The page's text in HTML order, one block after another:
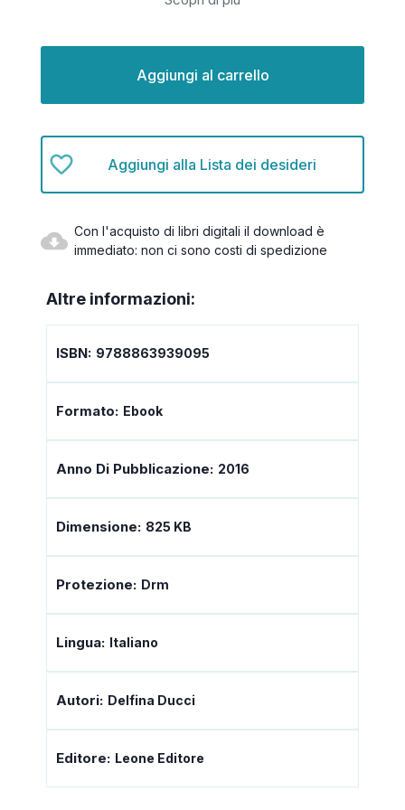
Aggiungi alla Lista dei desideri
Con l'acquisto di libri digitali il download è
immediato: non ci sono costi di spedizione
Altre informazioni:
ISBN: 9788863939095
Formato: Ebook
Anno Di Pubblicazione: 2016
Dimensione: 825 KB
Protezione: Drm
Lingua: Italiano
Autori: Delfina Ducci
Editore: Leone Editore